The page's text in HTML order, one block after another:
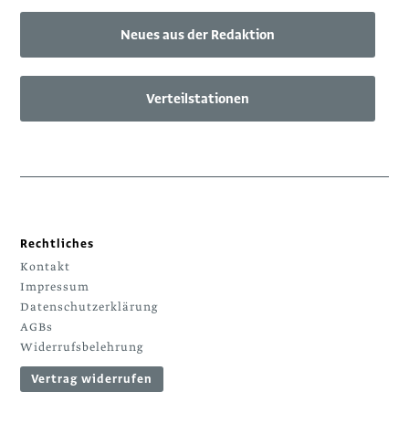
Neues aus der Redaktion
Verteilstationen
Rechtliches
Kontakt
Impressum
Datenschutzerklärung
AGBs
Widerrufsbelehrung
Vertrag widerrufen